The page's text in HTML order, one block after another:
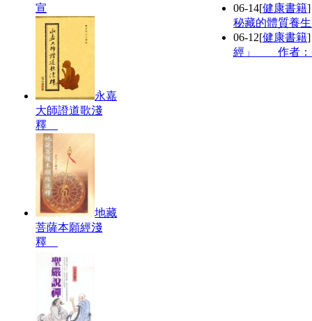
宣
永嘉
大師證道歌淺
釋
地藏
菩薩本願經淺
釋
06-14[健康書籍
秘藏的體質養
06-12[健康書籍
經」 作者：